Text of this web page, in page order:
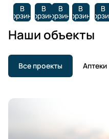
В
корзину
В
корзину
В
корзину
В
корзину
В
Наши объекты
Все проекты Аптеки